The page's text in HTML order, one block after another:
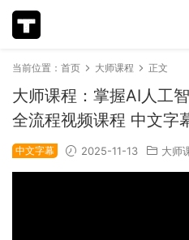
当前位置： 首页 大师课程 正文
大师课程：掌握AI人工
全流程视频课程 中文字
中文字幕 2025-11-13 大师